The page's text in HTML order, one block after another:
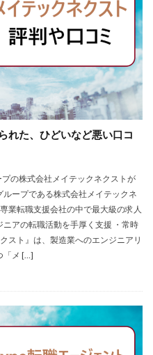
れた、ひどいなど悪い口コ
の株式会社メイテックネクストが
ープである株式会社メイテックネ
業転職支援会社の中で最大級の求人
アの転職活動を手厚く支援 ・常時
スト』は、製造業へのエンジニアリ
「メ […]